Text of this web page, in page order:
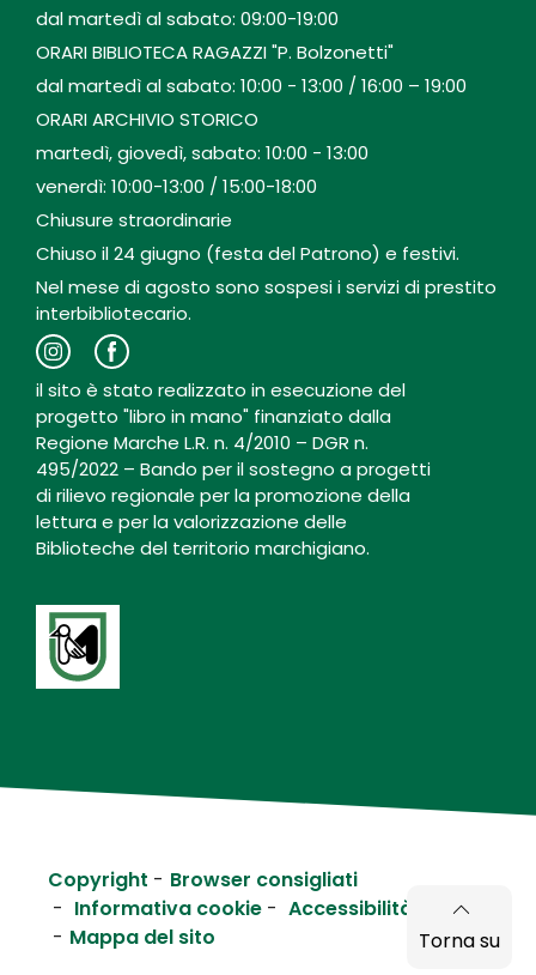
dal martedì al sabato: 09:00-19:00
ORARI BIBLIOTECA RAGAZZI "P. Bolzonetti"
dal martedì al sabato: 10:00 - 13:00 / 16:00 – 19:00
ORARI ARCHIVIO STORICO
martedì, giovedì, sabato: 10:00 - 13:00
venerdì: 10:00-13:00 / 15:00-18:00
Chiusure straordinarie
Chiuso il 24 giugno (festa del Patrono) e festivi.
Nel mese di agosto sono sospesi i servizi di prestito
interbibliotecario.
il sito è stato realizzato in esecuzione del
progetto "libro in mano" finanziato dalla
Regione Marche L.R. n. 4/2010 – DGR n.
495/2022 – Bando per il sostegno a progetti
di rilievo regionale per la promozione della
lettura e per la valorizzazione delle
Biblioteche del territorio marchigiano.
Copyright
Browser consigliati
Informativa cookie
Accessibilità
Mappa del sito Torna su